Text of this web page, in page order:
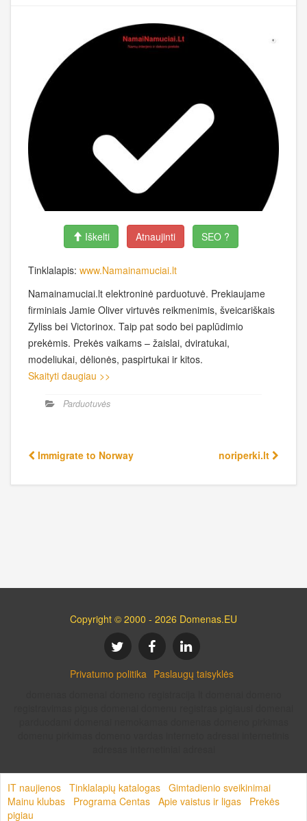
Iškelti Atnaujinti SEO ?
Tinklalapis: www.Namainamuciai.lt
Namainamuciai.lt elektroninė parduotuvė. Prekiaujame
firminiais Jamie Oliver virtuvės reikmenimis, šveicariškais
Zyliss bei Victorinox. Taip pat sodo bei paplūdimio
prekėmis. Prekės vaikams – žaislai, dviratukai,
modeliukai, dėlionės, paspirtukai ir kitos.
Skaityti daugiau >>
Parduotuvės
Immigrate to Norway noriperki.lt
Copyright © 2000 - 2026 Domenas.EU
Privatumo politika Paslaugų taisyklės
IT naujienos Tinklalapių katalogas Gimtadienio sveikinimai
Mainu klubas
Programa Centas Apie vaistus ir ligas
Prekės
pigiau